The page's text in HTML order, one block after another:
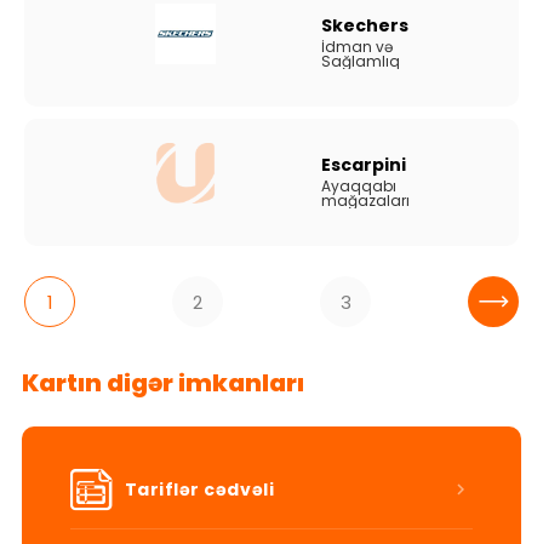
Skechers
İdman və
Sağlamlıq
Escarpini
Ayaqqabı
mağazaları
1 2 3
Kartın digər imkanları
Tariflər cədvəli